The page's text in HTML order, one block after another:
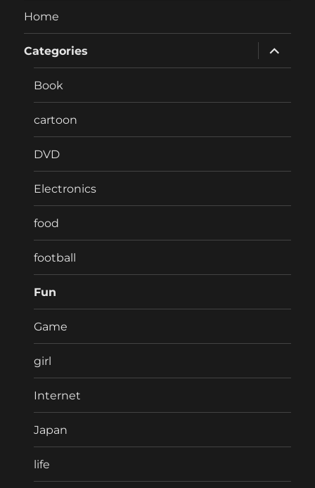
Home
Categories
expand
child
menu
Book
cartoon
DVD
Electronics
food
football
Fun
Game
girl
Internet
Japan
life